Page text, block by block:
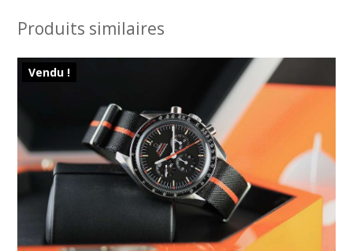
Produits similaires
Vendu !